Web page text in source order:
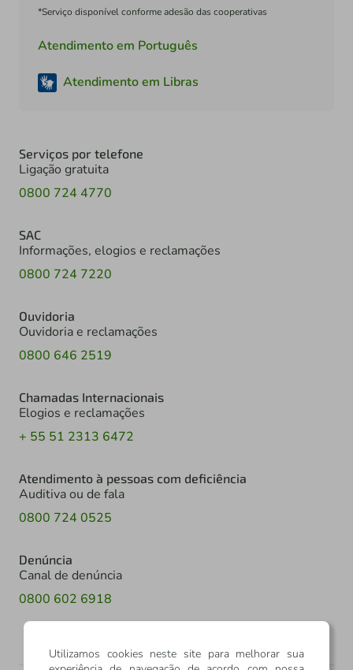
*Serviço disponível conforme adesão das cooperativas
Atendimento em Português
Atendimento em Libras
Serviços por telefone
Ligação gratuita
0800 724 4770
SAC
Informações, elogios e reclamações
0800 724 7220
Ouvidoria
Ouvidoria e reclamações
0800 646 2519
Chamadas Internacionais
Elogios e reclamações
+ 55 51 2313 6472
Atendimento à pessoas com deficiência
Auditiva ou de fala
0800 724 0525
Denúncia
Canal de denúncia
0800 602 6918
Utilizamos cookies neste site para melhorar sua